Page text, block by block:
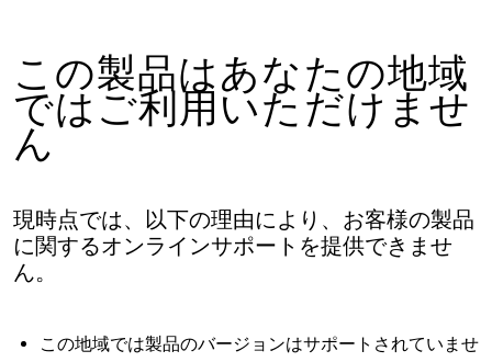
この製品はあなたの地域
ではご利用いただけませ
ん
現時点では、以下の理由により、お客様の製品
に関するオンラインサポートを提供できませ
ん。
この地域では製品のバージョンはサポートされていませ